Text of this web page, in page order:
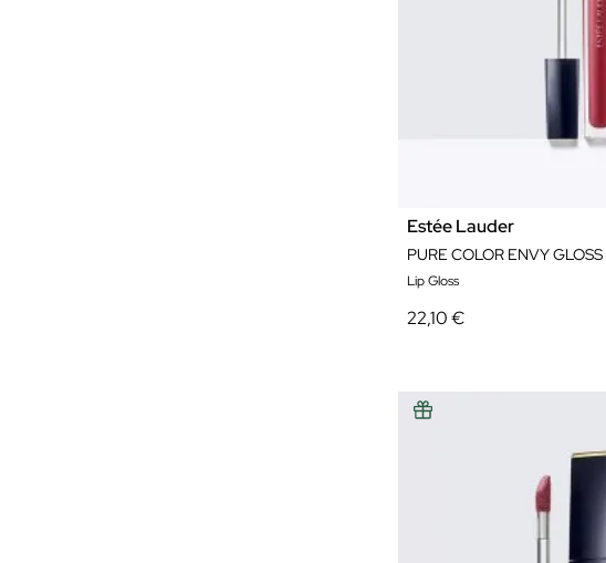
Estée Lauder
Lip Gloss
22,10 €